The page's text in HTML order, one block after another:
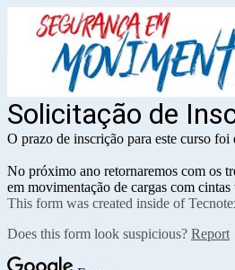
Solicitação de
O prazo de inscrição para este curso foi
No próximo ano retornaremos com os
em movimentação de cargas com cintas
This form was created inside of
Does this form look suspicious? Report